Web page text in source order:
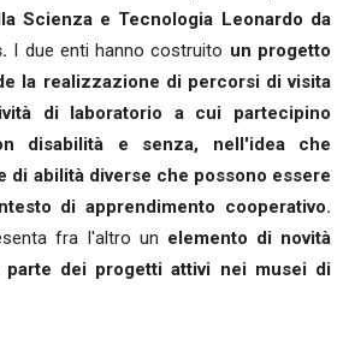
Scienza e Tecnologia Leonardo da
I due enti hanno costruito un progetto
la realizzazione di percorsi di visita
di laboratorio a cui partecipino
disabilità e senza, nell'idea che
di abilità diverse che possono essere
di apprendimento cooperativo.
fra l'altro un elemento di novità
parte dei progetti attivi nei musei di